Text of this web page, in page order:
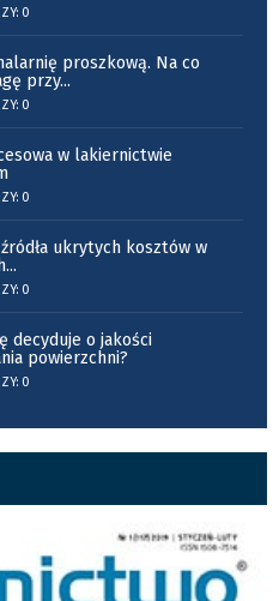
0
proszkową. Na co
przy...
0
w lakiernictwie
0
ukrytych kosztów w
...
0
decyduje o jakości
powierzchni?
0